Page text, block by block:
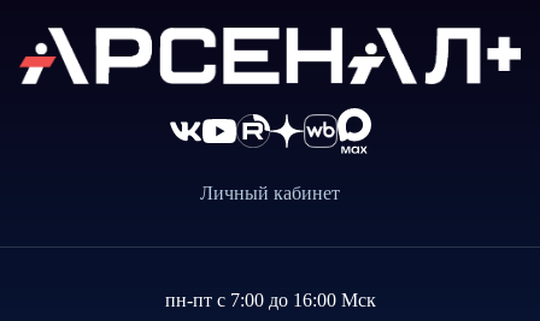
Личный кабинет
пн-пт с 7:00 до 16:00 Мск